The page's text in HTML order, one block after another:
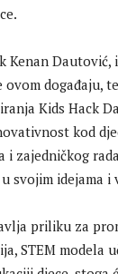
Kenan Dautović,
događaju,
Kids Hack
kod
i zajedničkog
svojim idejama i
priliku za
STEM modela